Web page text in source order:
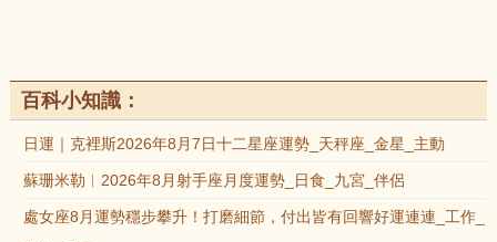
百科小知識：
日運｜克裡斯2026年8月7日十二星座運勢_天秤座_金星_主動
蘇珊米勒︱2026年8月射手座月度運勢_日食_九宮_伴侶
處女座8月運勢穩步攀升！打磨細節，付出皆有回響好運連連_工作_